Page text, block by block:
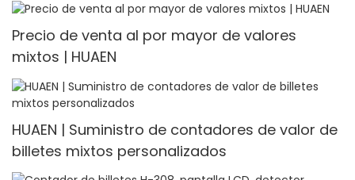
Precio de venta al por mayor de valores
mixtos | HUAEN
HUAEN | Suministro de contadores de valor de
billetes mixtos personalizados